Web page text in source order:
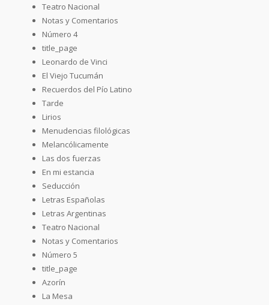
Teatro Nacional
Notas y Comentarios
Número 4
title_page
Leonardo de Vinci
El Viejo Tucumán
Recuerdos del Pío Latino
Tarde
Lirios
Menudencias filológicas
Melancólicamente
Las dos fuerzas
En mi estancia
Seducción
Letras Españolas
Letras Argentinas
Teatro Nacional
Notas y Comentarios
Número 5
title_page
Azorín
La Mesa